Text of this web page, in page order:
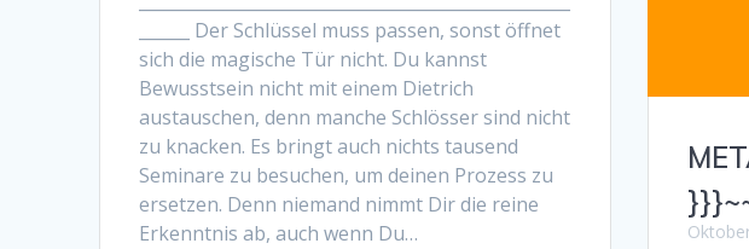
______ Der Schlüssel muss passen, sonst öffnet
sich die magische Tür nicht. Du kannst
Bewusstsein nicht mit einem Dietrich
austauschen, denn manche Schlösser sind nicht
zu knacken. Es bringt auch nichts tausend
Seminare zu besuchen, um deinen Prozess zu
ersetzen. Denn niemand nimmt Dir die reine
Erkenntnis ab, auch wenn Du…